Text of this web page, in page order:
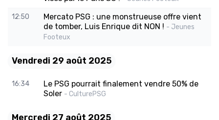
12:50
Mercato PSG : une monstrueuse offre vient
de tomber, Luis Enrique dit NON ! - Jeunes
Footeux
Vendredi 29 août 2025
16:34
Le PSG pourrait finalement vendre 50% de
Soler - CulturePSG
Mercredi 27 août 2025